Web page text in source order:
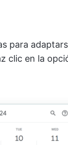
para
clic en la